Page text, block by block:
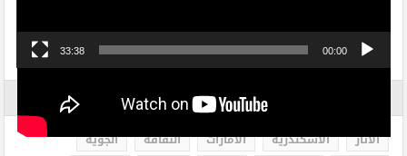
00:00
33:38
الاثار الاسكندرية الامارات الثقافة
الجوية